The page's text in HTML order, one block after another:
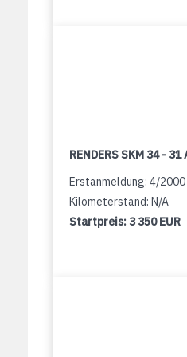
RENDERS SKM 34 - 31
Erstanmeldung: 4/2000
Kilometerstand: N/A
Startpreis: 3 350 EUR